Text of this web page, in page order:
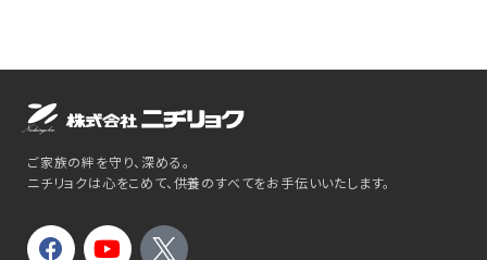
ご家族の絆を守り、深める。
ニチリョクは心をこめて、供養のすべてをお手伝いいたします。